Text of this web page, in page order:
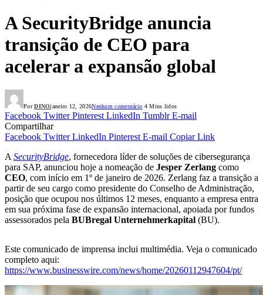
A SecurityBridge anuncia
transição de CEO para
acelerar a expansão global
Por DINOjaneiro 12, 2026Nenhum comentário 4 Mins lidos
Facebook Twitter Pinterest LinkedIn Tumblr E-mail
Compartilhar
Facebook Twitter LinkedIn Pinterest E-mail Copiar Link
A SecurityBridge, fornecedora líder de soluções de cibersegurança
para SAP, anunciou hoje a nomeação de Jesper Zerlang como
CEO, com início em 1º de janeiro de 2026. Zerlang faz a transição a
partir de seu cargo como presidente do Conselho de Administração,
posição que ocupou nos últimos 12 meses, enquanto a empresa entra
em sua próxima fase de expansão internacional, apoiada por fundos
assessorados pela BUBregal Unternehmerkapital (BU).
Este comunicado de imprensa inclui multimédia. Veja o comunicado
completo aqui:
https://www.businesswire.com/news/home/20260112947604/pt/